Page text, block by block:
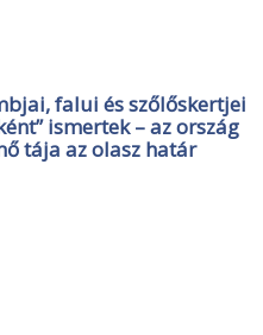
falui és szőlőskertjei
ismertek – az ország
tája az olasz határ